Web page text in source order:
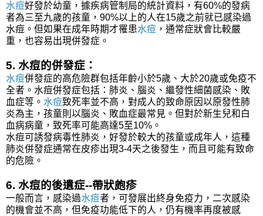
水痘好發於幼童，據疾病管制局的統計資料，有60%的發病
者為三至九歲的孩童，90%以上的人在15歲之前就已感染過
水痘。但如果在成年時期才罹患水痘 ，通常症狀會比較嚴
重，也容易出現併發症。
5. 水痘的併發症：
水痘併發症的高危險群包括年齡小於5歲、大於20歲或免疫不
全者。水痘併發症包括：肺炎、腦炎、繼發性細菌感染、敗
血症等。 水痘致死率並不高，對成人的致命原因以原發性肺
炎為主，孩童則以腦炎、敗血症最常見。但對於新生兒和白
血病病童，致死率可能高達5至10%。
水痘可誘發病毒性肺炎，好發於較大的孩童或成年人，這種
肺炎併發症通常在皮疹出現3-4天之後發生，而且可能有致命
的危險。
6. 水痘的後遺症--帶狀皰疹
一般而言，感染過水痘者，可發展出終身免疫力，二次感染
的機會並不高，但免疫功能低下的人，仍有機率再度被感